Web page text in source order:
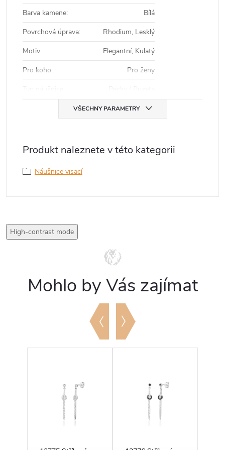
Barva kamene:
Bílá
Povrchová úprava:
Rhodium, Lesklý
Motiv:
Elegantní, Kulatý
Pro koho:
Pro ženy
VŠECHNY PARAMETRY
Produkt naleznete v této kategorii
Náušnice visací
High-contrast mode
Mohlo by Vás zajímat